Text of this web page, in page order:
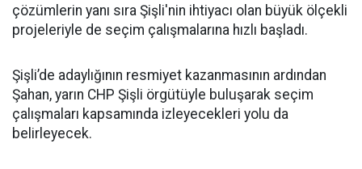
çözümlerin yanı sıra Şişli'nin ihtiyacı olan büyük ölçekli
projeleriyle de seçim çalışmalarına hızlı başladı.
Şişli’de adaylığının resmiyet kazanmasının ardından
Şahan, yarın CHP Şişli örgütüyle buluşarak seçim
çalışmaları kapsamında izleyecekleri yolu da
belirleyecek.